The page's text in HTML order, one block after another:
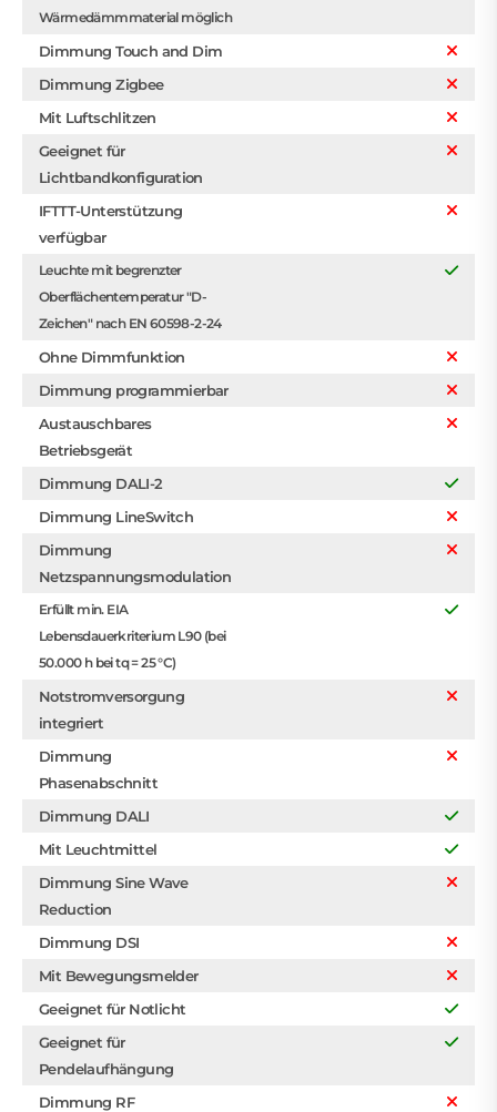
Wärmedämmmaterial möglich
Dimmung Touch and Dim
Dimmung Zigbee
Mit Luftschlitzen
Geeignet für
Lichtbandkonfiguration
IFTTT-Unterstützung
verfügbar
Leuchte mit begrenzter
Oberflächentemperatur "D-
Zeichen" nach EN 60598-2-24
Ohne Dimmfunktion
Dimmung programmierbar
Austauschbares
Betriebsgerät
Dimmung DALI-2
Dimmung LineSwitch
Dimmung
Netzspannungsmodulation
Erfüllt min. EIA
Lebensdauerkriterium L90 (bei
50.000 h bei tq = 25 °C)
Notstromversorgung
integriert
Dimmung
Phasenabschnitt
Dimmung DALI
Mit Leuchtmittel
Dimmung Sine Wave
Reduction
Dimmung DSI
Mit Bewegungsmelder
Geeignet für Notlicht
Geeignet für
Pendelaufhängung
Dimmung RF